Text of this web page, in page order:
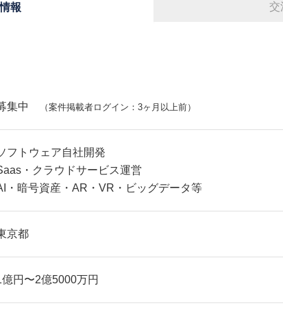
報 交
集中 （案件掲載者ログイン：3ヶ月以上前）
フトウェア自社開発
・クラウドサービス運営
・暗号資産・AR・VR・ビッグデータ等
京都
億円〜2億5000万円